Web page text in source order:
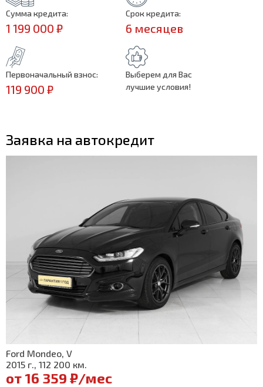
Сумма кредита:
1 199 000 ₽
Срок кредита:
6 месяцев
Первоначальный взнос:
119 900 ₽
Выберем для Вас
лучшие условия!
Заявка на автокредит
Ford Mondeo, V
2015 г., 112 200 км.
от 16 359 ₽/мес